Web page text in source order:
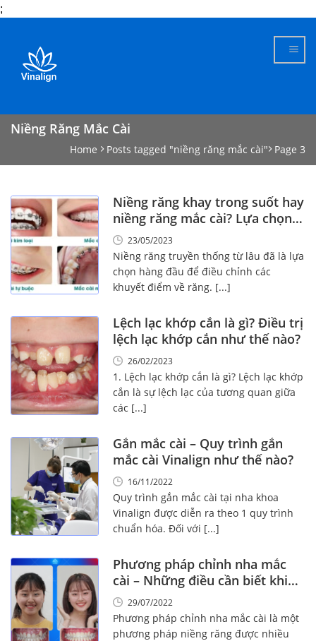
;
content
Niềng Răng Mắc Cài
Home Posts tagged "niềng răng mắc cài" Page 3
Niềng răng khay trong suốt hay
niềng răng mắc cài? Lựa chọn
nào phù hợp với bạn?
23/05/2023
Niềng răng truyền thống từ lâu đã là lựa
chọn hàng đầu để điều chỉnh các
khuyết điểm về răng. [...]
Lệch lạc khớp cắn là gì? Điều trị
lệch lạc khớp cắn như thế nào?
26/02/2023
1. Lệch lạc khớp cắn là gì? Lệch lạc khớp
cắn là sự lệch lạc của tương quan giữa
các [...]
Gắn mắc cài – Quy trình gắn
mắc cài Vinalign như thế nào?
16/11/2022
Quy trình gắn mắc cài tại nha khoa
Vinalign được diễn ra theo 1 quy trình
chuẩn hóa. Đối với [...]
Phương pháp chỉnh nha mắc
cài – Những điều cần biết khi
niềng!
29/07/2022
Phương pháp chỉnh nha mắc cài là một
phương pháp niềng răng được nhiều